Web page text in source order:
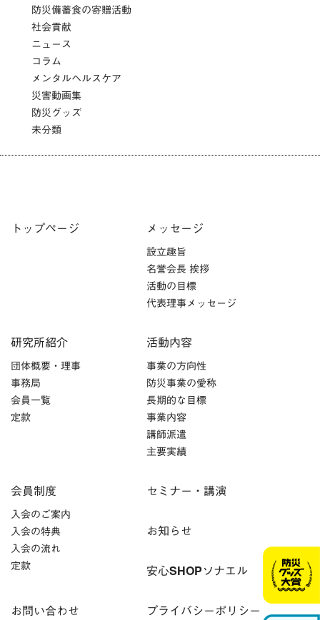
防災備蓄食の寄贈活動
社会貢献
ニュース
コラム
メンタルヘルスケア
災害動画集
防災グッズ
未分類
トップページ メッセージ
設立趣旨
名誉会長 挨拶
活動の目標
代表理事メッセージ
研究所紹介
団体概要・理事
事務局
会員一覧
定款
活動内容
事業の方向性
防災事業の愛称
長期的な目標
事業内容
講師派遣
主要実績
会員制度
入会のご案内
入会の特典
入会の流れ
定款
セミナー・講演
お知らせ
安心SHOPソナエル
お問い合わせ プライバシーポリシー